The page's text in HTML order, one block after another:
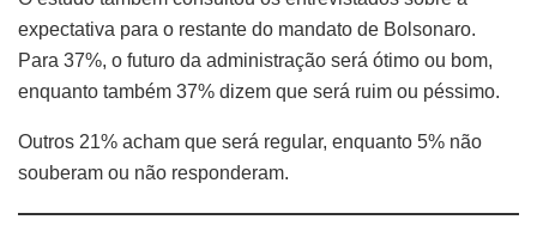
expectativa para o restante do mandato de Bolsonaro.
Para 37%, o futuro da administração será ótimo ou bom,
enquanto também 37% dizem que será ruim ou péssimo.
Outros 21% acham que será regular, enquanto 5% não
souberam ou não responderam.